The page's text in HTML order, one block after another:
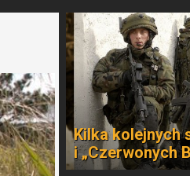
Kilka kolejnych
i „Czerwonych